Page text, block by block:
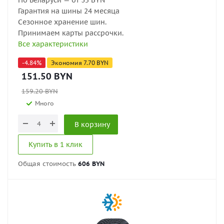
Гарантия на шины 24 месяца
Сезонное хранение шин.
Принимаем карты рассрочки.
Все характеристики
-4.84% Экономия 7.70 BYN
151.50 BYN
159.20BYN
Много
В корзину
Купить в 1 клик
Общая стоимость 606 BYN